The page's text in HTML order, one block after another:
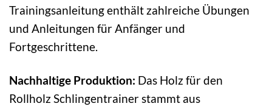
Trainingsanleitung enthält zahlreiche Übungen
und Anleitungen für Anfänger und
Fortgeschrittene.
Nachhaltige Produktion: Das Holz für den
Rollholz Schlingentrainer stammt aus